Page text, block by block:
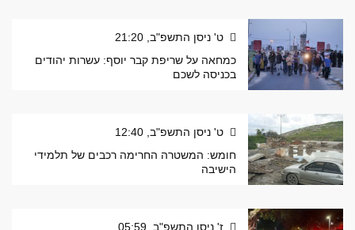
ט' ניסן התשפ"ב, 21:20
כמחאה על שריפת קבר יוסף: עשרות יהודים
בכניסה לשכם
ט' ניסן התשפ"ב, 12:40
חומש: המשטרה החרימה רכבים של תלמידי
הישיבה
ז' ניסן התשפ"ב, 05:59